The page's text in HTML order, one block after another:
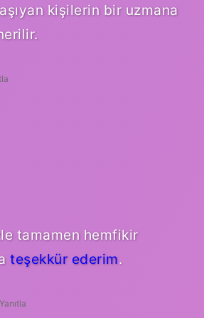
kişilerin bir uzmana
tamamen hemfikir
teşekkür ederim.
Yanıtla